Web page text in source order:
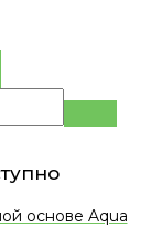
основе Aqua